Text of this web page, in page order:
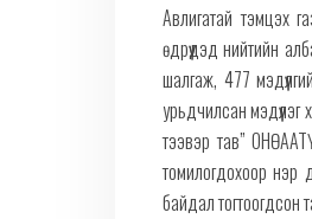
Авлигатай тэмцэх
өдрүүдэд нийтийн
шалгаж, 477
урьдчилсан
тээвэр тав”
томилогдохоор нэр
байдал тогтоогдсон